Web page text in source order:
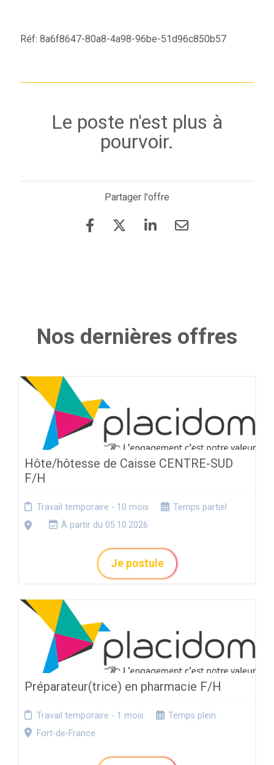
Réf: 8a6f8647-80a8-4a98-96be-51d96c850b57
Le poste n'est plus à
pourvoir.
Partager l'offre
Nos dernières offres
Hôte/hôtesse de Caisse CENTRE-SUD
F/H
Travail temporaire - 10 mois
Temps partiel
À partir du 05.10.2026
Je postule
Préparateur(trice) en pharmacie F/H
Travail temporaire - 1 mois
Temps plein
Fort-de-France